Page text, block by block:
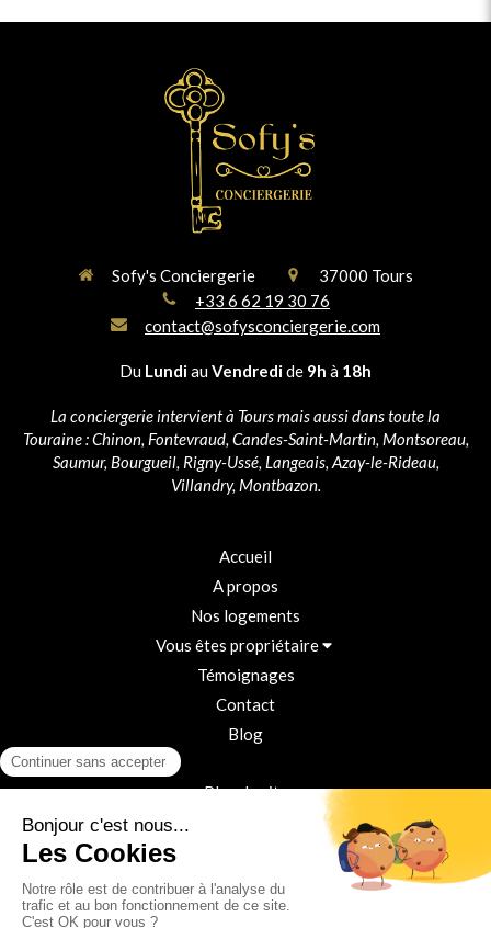
Sofy's Conciergerie 37000 Tours
+33 6 62 19 30 76
contact@sofysconciergerie.com
Du LundiauVendredide 9h à 18h
La conciergerie intervient à Tours mais aussi dans toute la
Touraine : Chinon, Fontevraud, Candes-Saint-Martin, Montsoreau,
Saumur, Bourgueil, Rigny-Ussé, Langeais, Azay-le-Rideau,
Villandry, Montbazon.
Accueil
A propos
Nos logements
Vous êtes propriétaire
Témoignages
Contact
Blog
Plan du site
Politique de confidentialité
Conditions Générales d'Utilisation